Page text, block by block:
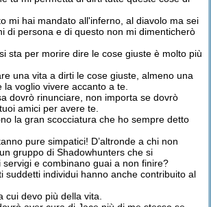
mi hai mandato all'inferno, al diavolo ma sei
di persona e di questo non mi dimenticherò
sta per morire dire le cose giuste è molto più
una vita a dirti le cose giuste, almeno una
la voglio vivere accanto a te.
dovrò rinunciare, non importa se dovrò
amici per avere te.
la gran scocciatura che ho sempre detto
pure simpatici! D’altronde a chi non
gruppo di Shadowhunters che si
e combinano guai a non finire?
suddetti individui hanno anche contribuito al
cui devo più della vita.